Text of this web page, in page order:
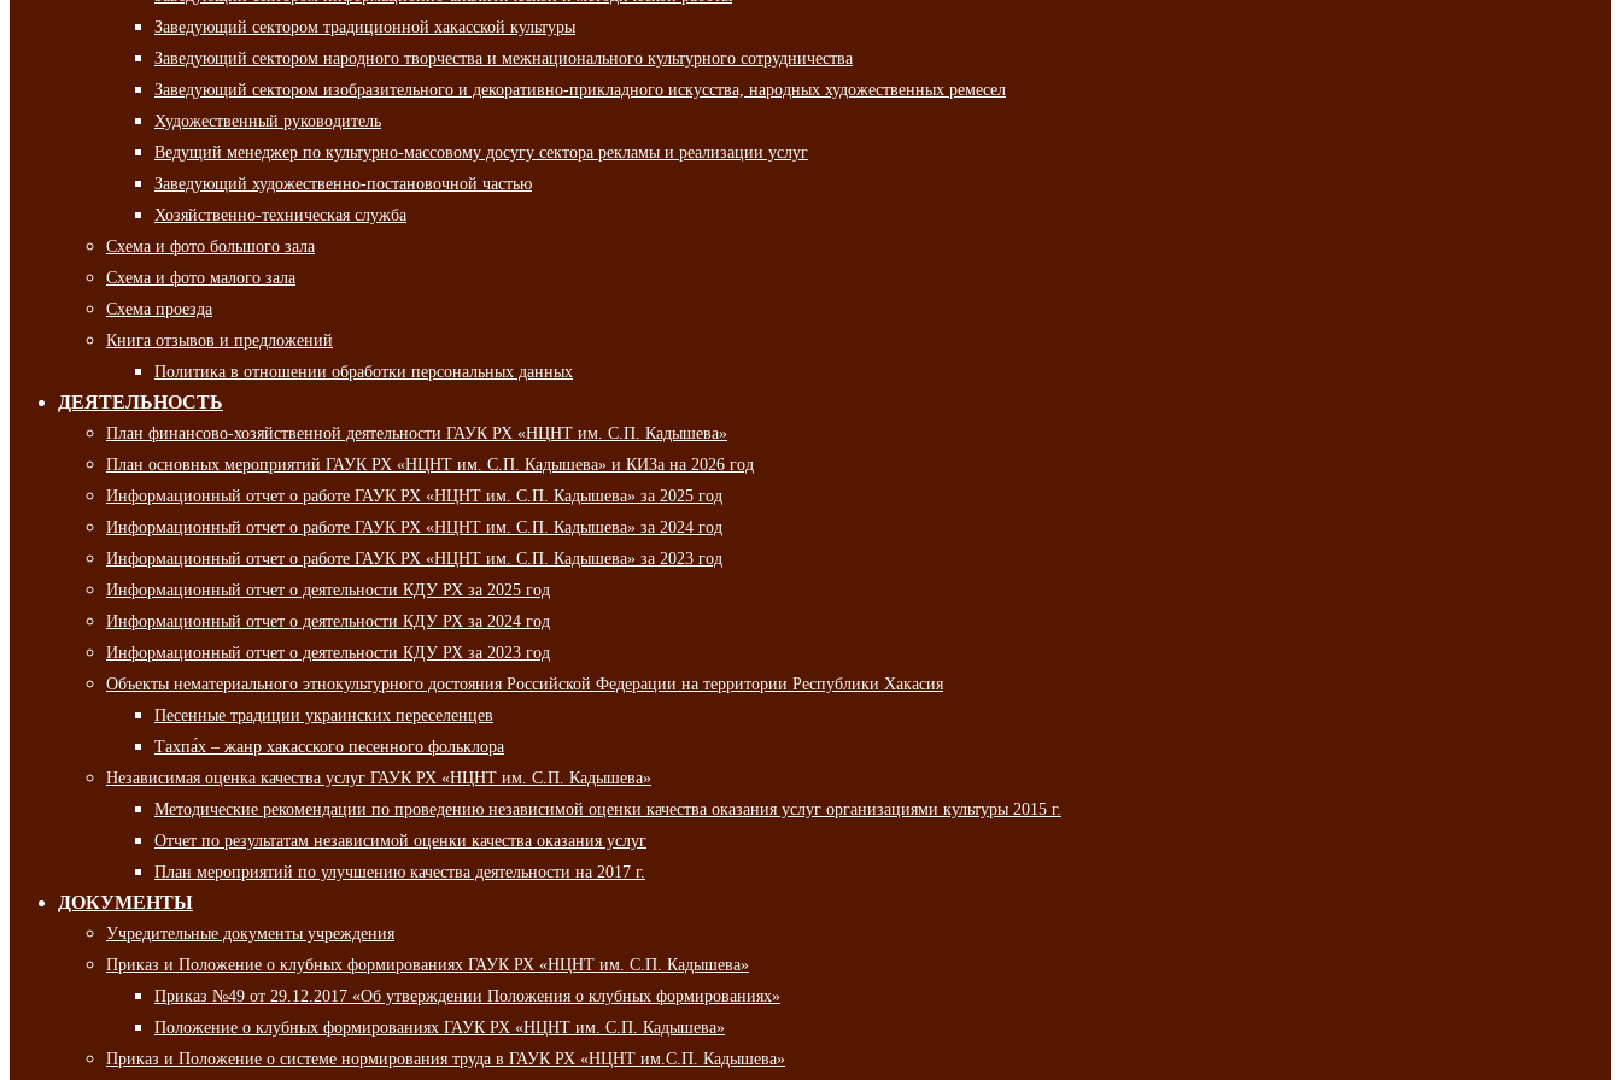
Заведующий сектором традиционной хакасской культуры
Заведующий сектором народного творчества и межнационального культурного сотрудничества
Заведующий сектором изобразительного и декоративно-прикладного искусства, народных художественных ремесел
Художественный руководитель
Ведущий менеджер по культурно-массовому досугу сектора рекламы и реализации услуг
Заведующий художественно-постановочной частью
Хозяйственно-техническая служба
Схема и фото большого зала
Схема и фото малого зала
Схема проезда
Книга отзывов и предложений
Политика в отношении обработки персональных данных
ДЕЯТЕЛЬНОСТЬ
План финансово-хозяйственной деятельности ГАУК РХ «НЦНТ им. С.П. Кадышева»
План основных мероприятий ГАУК РХ «НЦНТ им. С.П. Кадышева» и КИЗа на 2026 год
Информационный отчет о работе ГАУК РХ «НЦНТ им. С.П. Кадышева» за 2025 год
Информационный отчет о работе ГАУК РХ «НЦНТ им. С.П. Кадышева» за 2024 год
Информационный отчет о работе ГАУК РХ «НЦНТ им. С.П. Кадышева» за 2023 год
Информационный отчет о деятельности КДУ РХ за 2025 год
Информационный отчет о деятельности КДУ РХ за 2024 год
Информационный отчет о деятельности КДУ РХ за 2023 год
Объекты нематериального этнокультурного достояния Российской Федерации на территории Республики Хакасия
Песенные традиции украинских переселенцев
Тахпа́х – жанр хакасского песенного фольклора
Независимая оценка качества услуг ГАУК РХ «НЦНТ им. С.П. Кадышева»
Методические рекомендации по проведению независимой оценки качества оказания услуг организациями культуры 2015 г.
Отчет по результатам независимой оценки качества оказания услуг
План мероприятий по улучшению качества деятельности на 2017 г.
ДОКУМЕНТЫ
Учредительные документы учреждения
Приказ и Положение о клубных формированиях ГАУК РХ «НЦНТ им. С.П. Кадышева»
Приказ №49 от 29.12.2017 «Об утверждении Положения о клубных формированиях»
Положение о клубных формированиях ГАУК РХ «НЦНТ им. С.П. Кадышева»
Приказ и Положение о системе нормирования труда в ГАУК РХ «НЦНТ им.С.П. Кадышева»